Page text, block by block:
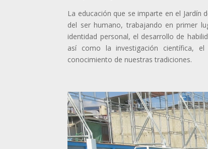
La educación que se imparte en el Jardín
del ser humano, trabajando en primer
identidad personal, el desarrollo de
así como la investigación científica,
conocimiento de nuestras tradiciones.